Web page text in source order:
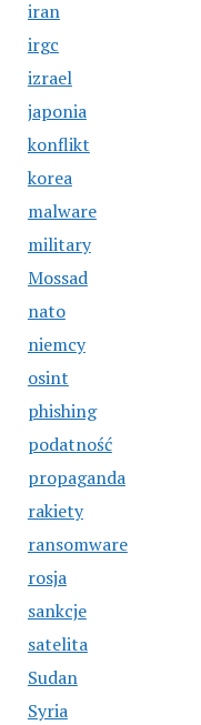
iran
irgc
izrael
japonia
konflikt
korea
malware
military
Mossad
nato
niemcy
osint
phishing
podatność
propaganda
rakiety
ransomware
rosja
sankcje
satelita
Sudan
Syria